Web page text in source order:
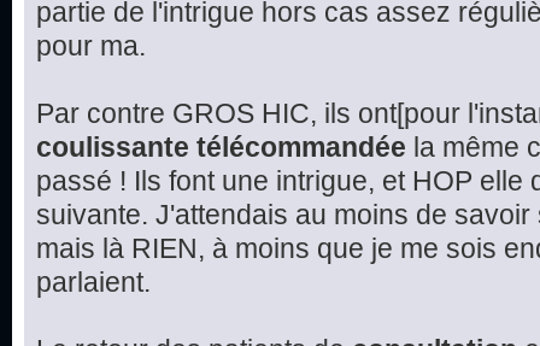
partie de l'intrigue hors cas assez
pour ma.
Par contre GROS HIC, ils ont[pour
coulissante télécommandée la même
passé ! Ils font une intrigue, et HOP elle
suivante. J'attendais au moins de
mais là RIEN, à moins que je me sois
parlaient.